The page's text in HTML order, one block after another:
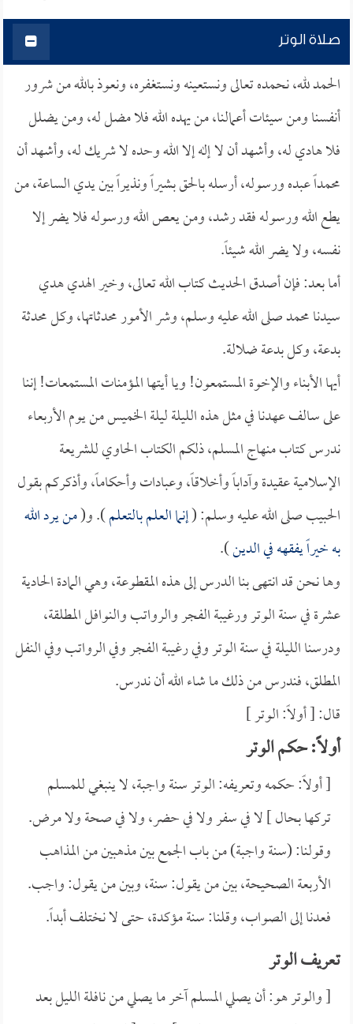
صلاة الوتر
الحمد لله، نحمده تعالى ونستعينه ونستغفره، ونعوذ بالله من شرور
أنفسنا ومن سيئات أعمالنا، من يهده الله فلا مضل له، ومن يضلل
فلا هادي له، وأشهد أن لا إله إلا الله وحده لا شريك له، وأشهد أن
محمداً عبده ورسوله، أرسله بالحق بشيراً ونذيراً بين يدي الساعة، من
يطع الله ورسوله فقد رشد، ومن يعص الله ورسوله فلا يضر إلا
نفسه، ولا يضر الله شيئاً.
أما بعد: فإن أصدق الحديث كتاب الله تعالى، وخير الهدي هدي
سيدنا محمد صلى الله عليه وسلم، وشر الأمور محدثاتها، وكل محدثة
بدعة، وكل بدعة ضلالة.
أيها الأبناء والإخوة المستمعون! ويا أيتها المؤمنات المستمعات! إننا
على سالف عهدنا في مثل هذه الليلة ليلة الخميس من يوم الأربعاء
ندرس كتاب منهاج المسلم، ذلكم الكتاب الحاوي للشريعة
الإسلامية عقيدة وآداباً وأخلاقاً، وعبادات وأحكاماً، وأذكركم بقول
الحبيب صلى الله عليه وسلم: (إنما العلم بالتعلم). و(من يرد الله
به خيراً يفقهه في الدين).
وها نحن قد انتهى بنا الدرس إلى هذه المقطوعة، وهي المادة الحادية
عشرة في سنة الوتر ورغيبة الفجر والرواتب والنوافل المطلقة،
ودرسنا الليلة في سنة الوتر وفي رغيبة الفجر وفي الرواتب وفي النفل
المطلق، فندرس من ذلك ما شاء الله أن ندرس.
قال: [ أولاً: الوتر ]
أولاً: حكم الوتر
[ أولاً: حكمه وتعريفه: الوتر سنة واجبة، لا ينبغي للمسلم
تركها بحال ] لا في سفر ولا في حضر، ولا في صحة ولا مرض.
وقولنا: (سنة واجبة) من باب الجمع بين مذهبين من المذاهب
الأربعة الصحيحة، بين من يقول: سنة، وبين من يقول: واجب.
فعدنا إلى الصواب، وقلنا: سنة مؤكدة، حتى لا نختلف أبداً.
تعريف الوتر
[ والوتر هو: أن يصلي المسلم آخر ما يصلي من نافلة الليل بعد